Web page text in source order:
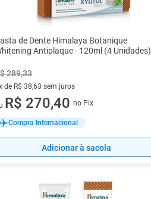
de Dente Himalaya Botanique
Antiplaque - 120ml (4 Unidades)
289,33
de R$ 38,63 sem juros
vez de R$ 38,63 sem juros
R$ 270,40 no Pix
Compra Internacional
Adicionar à sacola